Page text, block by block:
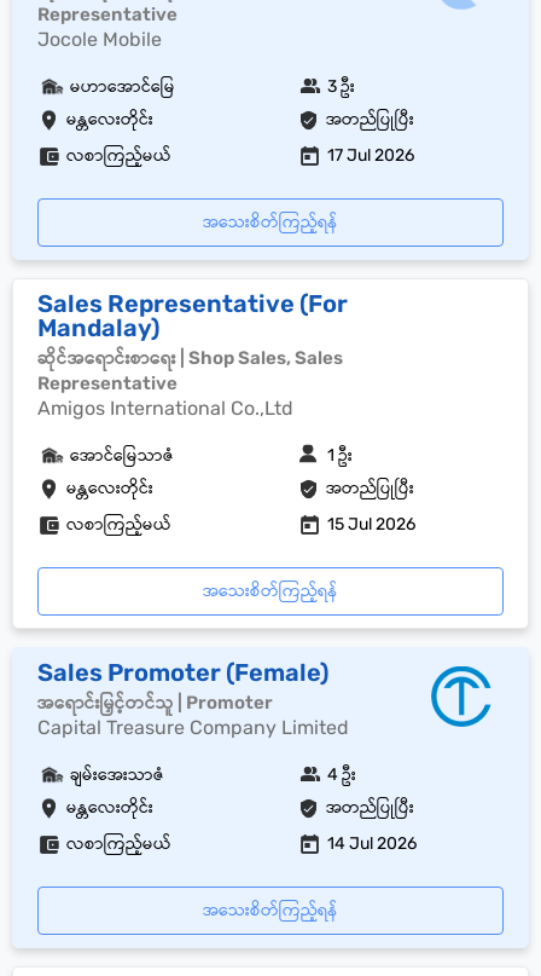
Representative
Jocole Mobile
မန္တလေးတိုင်း အတည်ပြုပြီး
မဟာအောင်မြေ 3 ဦး
လစာကြည့်မယ် 17 Jul 2026
အသေးစိတ်ကြည့်ရန်
Sales Representative (For
Mandalay)
ဆိုင်အရောင်းစာရေး | Shop Sales, Sales
Representative
Amigos International Co.,Ltd
မန္တလေးတိုင်း အတည်ပြုပြီး
အောင်မြေသာဇံ 1 ဦး
လစာကြည့်မယ် 15 Jul 2026
အသေးစိတ်ကြည့်ရန်
Sales Promoter (Female)
အရောင်းမြှင့်တင်သူ | Promoter
Capital Treasure Company Limited
မန္တလေးတိုင်း အတည်ပြုပြီး
ချမ်းအေးသာဇံ 4 ဦး
လစာကြည့်မယ် 14 Jul 2026
အသေးစိတ်ကြည့်ရန်